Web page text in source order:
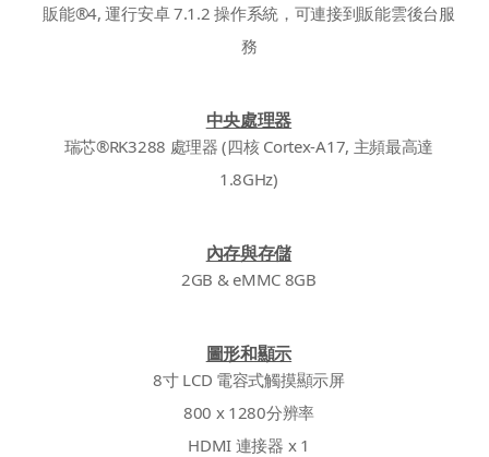
販能®4, 運行安卓 7.1.2 操作系統，可連接到販能雲後台服
務
中央處理器
瑞芯®RK3288 處理器 (四核 Cortex-A17, 主頻最高達
1.8GHz)
內存與存儲
2GB & eMMC 8GB
圖形和顯示
8寸 LCD 電容式觸摸顯示屏
800 x 1280分辨率
HDMI 連接器 x 1